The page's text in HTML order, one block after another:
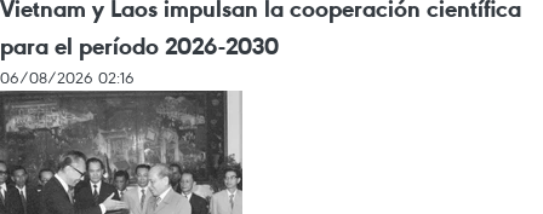
Vietnam y Laos impulsan la cooperación científica
para el período 2026-2030
06/08/2026 02:16